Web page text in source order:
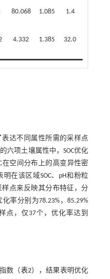
80.068 1.085 1.4
4.332 1.385 32.0
达不同属性所需的采样点
六项土壤属性中，SOC优化
在空间分布上的高变异性密
在该区域SOC、pH和粉粒
点来反映其分布特征，分
率分别为78.23%，85.29%
点，仅37个，优化率达到
数（表2），结果表明优化